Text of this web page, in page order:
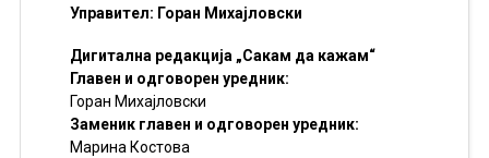
Управител: Горан Михајловски
Дигитална редакција „Сакам да кажам“
Главен и одговорен уредник:
Горан Михајловски
Заменик главен и одговорен уредник:
Марина Костова